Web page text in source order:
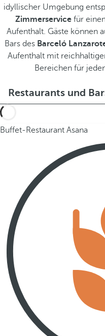
idyllischer Umgebung
Zimmerservicefür
Aufenthalt. Gäste können
Bars des Barceló
Aufenthalt mit
Bereichen für
Restaurants und
Buffet-Restaurant Asana